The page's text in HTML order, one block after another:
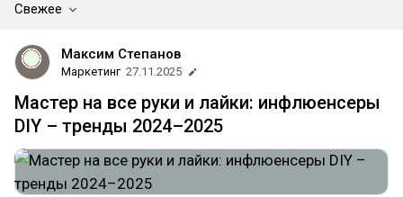
Свежее
Максим Степанов
Маркетинг 27.11.2025
Мастер на все руки и лайки: инфлюенсеры
DIY – тренды 2024–2025